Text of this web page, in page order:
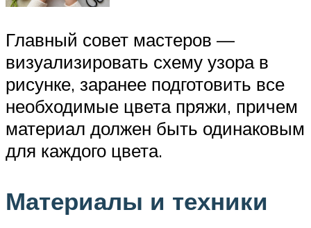
Главный совет мастеров —
визуализировать схему узора в
рисунке, заранее подготовить все
необходимые цвета пряжи, причем
материал должен быть одинаковым
для каждого цвета.
Материалы и техники